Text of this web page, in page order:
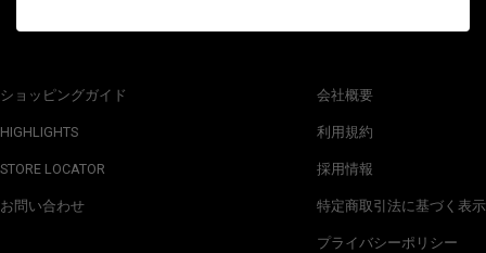
ショッピングガイド
HIGHLIGHTS
STORE LOCATOR
お問い合わせ
会社概要
利用規約
採用情報
特定商取引法に基づく表示
プライバシーポリシー